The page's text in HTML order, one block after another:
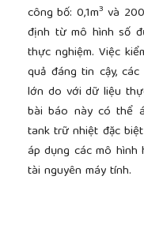
công bố: 0,1m3 và
định từ mô hình số
thực nghiệm. Việc
quả đáng tin cậy,
lớn do với dữ liệu
bài báo này có thể
tank trữ nhiệt đặc
áp dụng các mô
tài nguyên máy tính.